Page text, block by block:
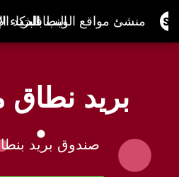
منشئ مواقع الويب بالذكاء
منشئ مواقع الويب بالذكاء
النطاقات
النطاقات
البريد
البريد
بريد
صندوق بريد